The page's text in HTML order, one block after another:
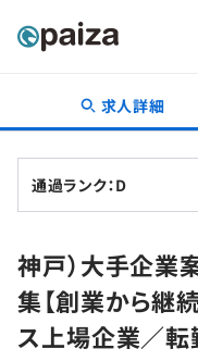
転職・キャリア
転職成功ガイド
転職エージェント
インタビュー
転職成功ガイド
新卒就活
求人検索
本選考
学習
求人詳細
通過ランク：D
神戸）大手企
集【創業から継
ス上場企業／転